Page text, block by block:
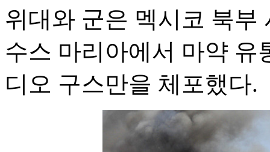
위대와 군은 멕시코 북부
수스 마리아에서 마약 유
디오 구스만을 체포했다.